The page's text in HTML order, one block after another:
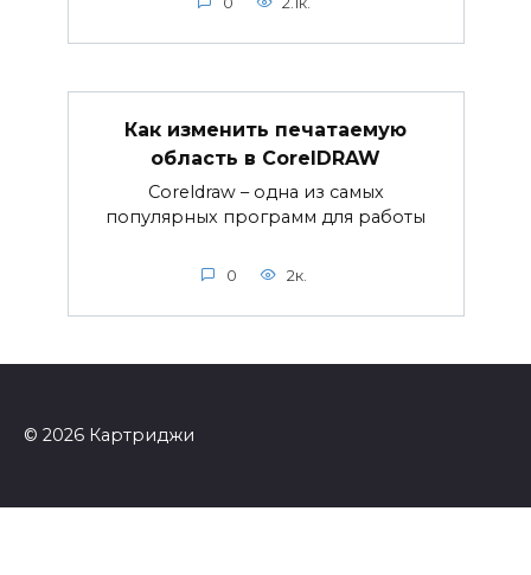
Как изменить печатаемую
область в CorelDRAW
Coreldraw – одна из самых
популярных программ для работы
0 2к.
© 2026 Картриджи